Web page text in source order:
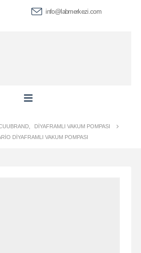
info@labmerkezi.com
DIYAFRAMLI VAKUM POMPASI
DIYAFRAMLI VAKUM POMPASI